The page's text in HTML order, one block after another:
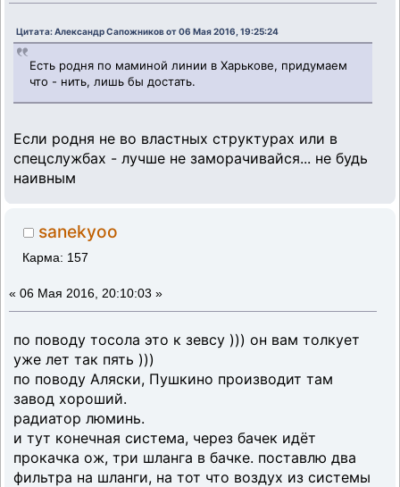
Цитата: Александр Сапожников от 06 Мая 2016, 19:25:24
Есть родня по маминой линии в Харькове, придумаем
что - нить, лишь бы достать.
Если родня не во властных структурах или в
спецслужбах - лучше не заморачивайся... не будь
наивным
sanekyoo
Карма: 157
« 06 Мая 2016, 20:10:03 »
по поводу тосола это к зевсу ))) он вам толкует
уже лет так пять )))
по поводу Аляски, Пушкино производит там
завод хороший.
радиатор люминь.
и тут конечная система, через бачек идёт
прокачка ож, три шланга в бачке. поставлю два
фильтра на шланги, на тот что воздух из системы